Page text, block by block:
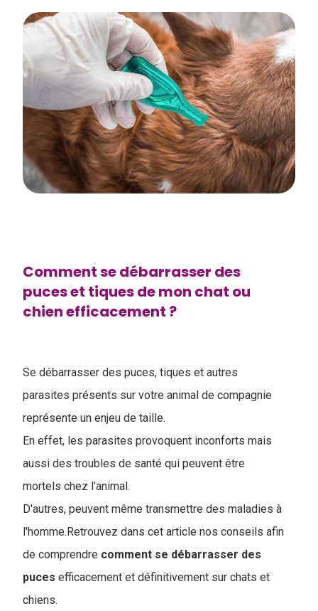
Comment se débarrasser des
puces et tiques de mon chat ou
chien efficacement ?
Se débarrasser des puces, tiques et autres
parasites présents sur votre animal de compagnie
représente un enjeu de taille.
En effet, les parasites provoquent inconforts mais
aussi des troubles de santé qui peuvent être
mortels chez l'animal.
D'autres, peuvent même transmettre des maladies à
l'homme.Retrouvez dans cet article nos conseils afin
de comprendre comment se débarrasser des
puces efficacement et définitivement sur chats et
chiens.